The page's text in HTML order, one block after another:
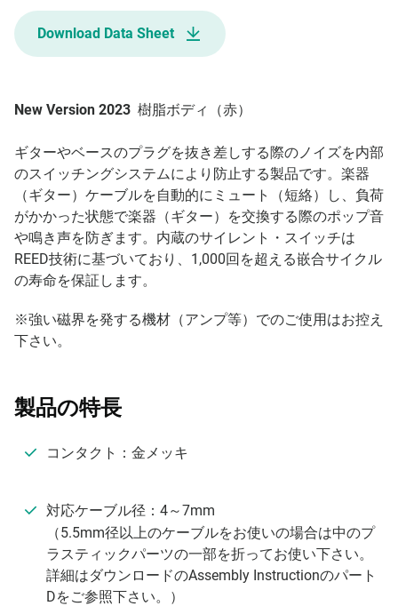
Download Data Sheet
New Version 2023 樹脂ボディ（赤）
ギターやベースのプラグを抜き差しする際のノイズを内部
のスイッチングシステムにより防止する製品です。楽器
（ギター）ケーブルを自動的にミュート（短絡）し、負荷
がかかった状態で楽器（ギター）を交換する際のポップ音
や鳴き声を防ぎます。内蔵のサイレント・スイッチは
REED技術に基づいており、1,000回を超える嵌合サイクル
の寿命を保証します。
※強い磁界を発する機材（アンプ等）でのご使用はお控え
下さい。
製品の特長
コンタクト：金メッキ
対応ケーブル径：4～7mm
（5.5mm径以上のケーブルをお使いの場合は中のプ
ラスティックパーツの一部を折ってお使い下さい。
詳細はダウンロードのAssembly Instructionのパート
Dをご参照下さい。）